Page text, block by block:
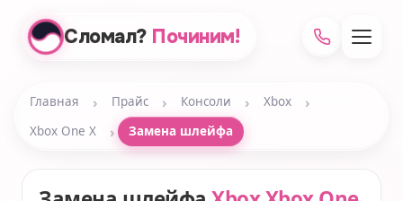
Сломал? Починим!
Главная › Прайс › Консоли › Xbox ›
Xbox One X › Замена шлейфа